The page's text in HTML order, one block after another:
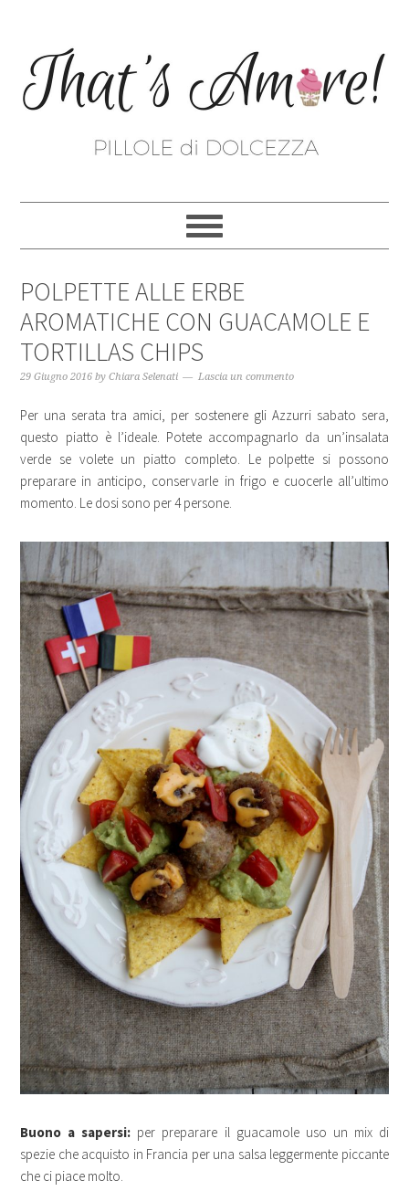
POLPETTE ALLE ERBE
AROMATICHE CON GUACAMOLE E
TORTILLAS CHIPS
29 Giugno 2016 byChiara Selenati Lascia un commento
Per una serata tra amici, per sostenere gli Azzurri sabato sera,
questo piatto è l’ideale. Potete accompagnarlo da un’insalata
verde se volete un piatto completo. Le polpette si possono
preparare in anticipo, conservarle in frigo e cuocerle all’ultimo
momento. Le dosi sono per 4 persone.
Buono a sapersi: per preparare il guacamole uso un mix di
spezie che acquisto in Francia per una salsa leggermente piccante
che ci piace molto.